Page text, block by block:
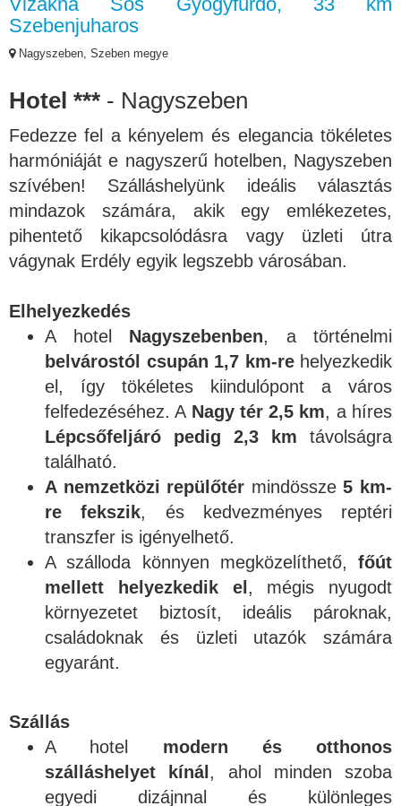
Szebenjuharos
Nagyszeben, Szeben megye
Hotel *** - Nagyszeben
Fedezze fel a kényelem és elegancia tökéletes
harmóniáját e nagyszerű hotelben, Nagyszeben
szívében! Szálláshelyünk ideális választás
mindazok számára, akik egy emlékezetes,
pihentető kikapcsolódásra vagy üzleti útra
vágynak Erdély egyik legszebb városában.
Elhelyezkedés
A hotel Nagyszebenben, a történelmi
belvárostól csupán 1,7 km-rehelyezkedik
el, így tökéletes kiindulópont a város
felfedezéséhez. A Nagy tér 2,5 km, a híres
Lépcsőfeljáró pedig 2,3 km távolságra
található.
A nemzetközi repülőtér mindössze5 km-
re fekszik, és kedvezményes reptéri
transzfer is igényelhető.
A szálloda könnyen megközelíthető, főút
mellett helyezkedik el , mégis nyugodt
környezetet biztosít, ideális pároknak,
családoknak és üzleti utazók számára
egyaránt.
Szállás
A hotel modern és otthonos
szálláshelyet kínál , ahol minden szoba
egyedi dizájnnal és különleges